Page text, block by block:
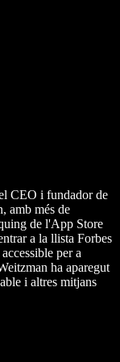
CEO i fundador de
amb més de
de l'App Store
a la llista Forbes
per a
ha aparegut
i altres mitjans